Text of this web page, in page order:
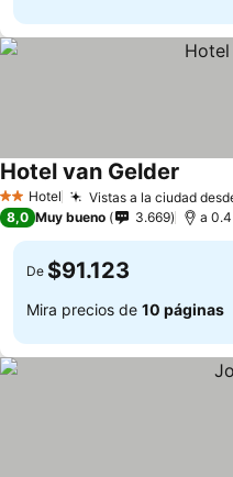
2 Estrellas
Hotel Vistas a la ciudad
Hotel van Gelder
8,0 Muy bueno 3.669
De $91.123
Mira precios de 10 páginas